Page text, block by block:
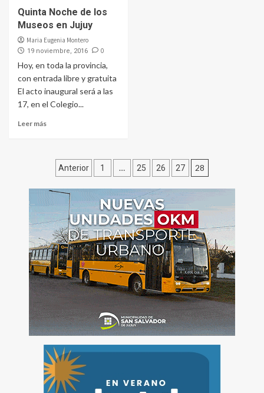
Quinta Noche de los
Museos en Jujuy
Maria Eugenia Montero
19 noviembre, 2016 0
Hoy, en toda la provincia,
con entrada libre y gratuita
El acto inaugural será a las
17, en el Colegio...
Leer más
Paginación
de
entradas
Anterior 1 … 25 26 27 28